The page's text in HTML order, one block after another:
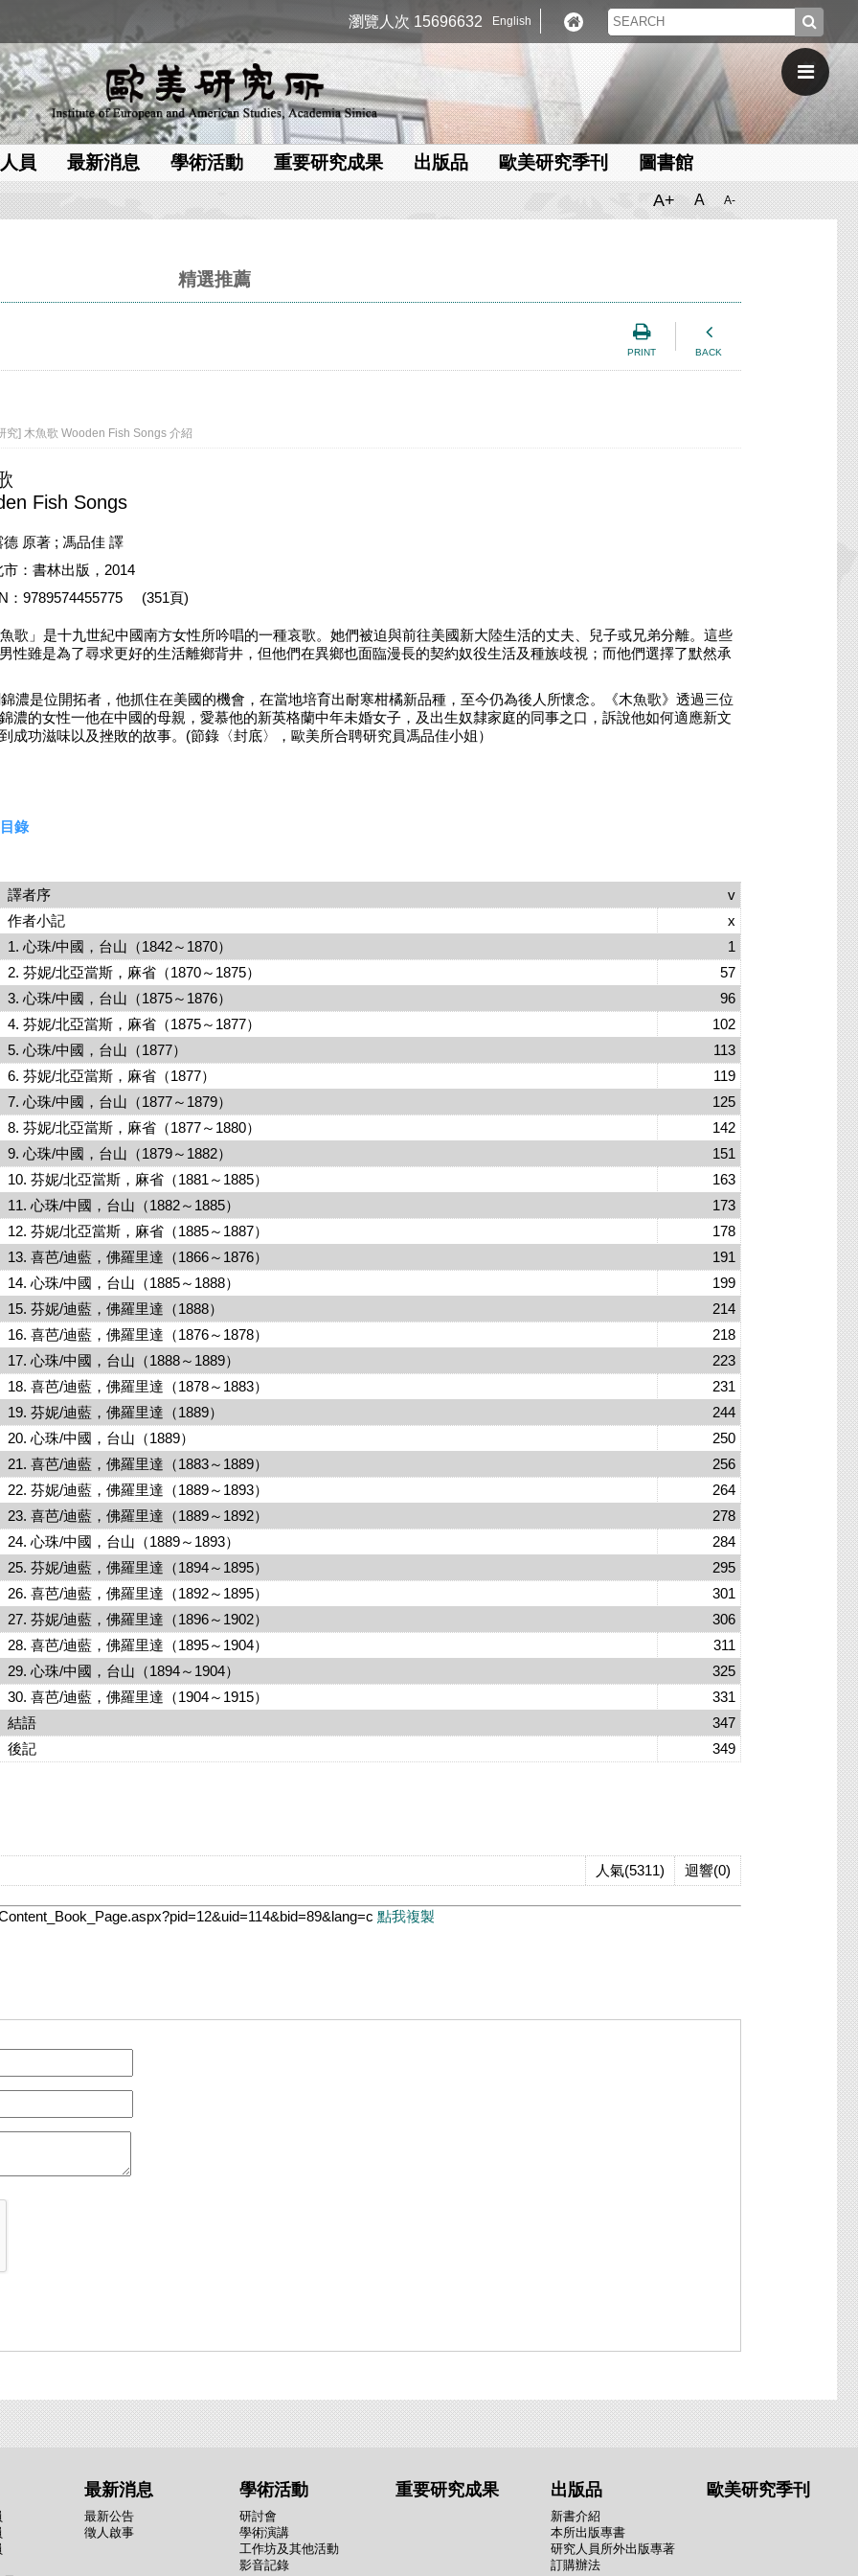
瀏覽人次 15696632 English
員 最新消息 學術活動 重要研究成果 出版品 歐美研究季刊 圖書館
A+ A A-
精選推薦
PRINT BACK
究] 木魚歌 Wooden Fish Songs 介紹
Fish Songs
德 原著 ; 馮品佳 譯
市：書林出版，2014
：9789574455775 (351頁)
歌」是十九世紀中國南方女性所吟唱的一種哀歌。她們被迫與前往美國新大陸生活的丈夫、兒子或兄弟分離。這些
性雖是為了尋求更好的生活離鄉背井，但他們在異鄉也面臨漫長的契約奴役生活及種族歧視；而他們選擇了默然承
是位開拓者，他抓住在美國的機會，在當地培育出耐寒柑橘新品種，至今仍為後人所懷念。《木魚歌》透過三位
濃的女性一他在中國的母親，愛慕他的新英格蘭中年未婚女子，及出生奴隸家庭的同事之口，訴說他如何適應新文
成功滋味以及挫敗的故事。(節錄〈封底〉，歐美所合聘研究員馮品佳小姐）
錄
序
v
小記
x
珠/中國，台山（1842～1870）
1
妮/北亞當斯，麻省（1870～1875）
57
珠/中國，台山（1875～1876）
96
妮/北亞當斯，麻省（1875～1877）
102
珠/中國，台山（1877）
113
妮/北亞當斯，麻省（1877）
119
珠/中國，台山（1877～1879）
125
妮/北亞當斯，麻省（1877～1880）
142
珠/中國，台山（1879～1882）
151
妮/北亞當斯，麻省（1881～1885）
163
珠/中國，台山（1882～1885）
173
妮/北亞當斯，麻省（1885～1887）
178
芭/迪藍，佛羅里達（1866～1876）
191
珠/中國，台山（1885～1888）
199
妮/迪藍，佛羅里達（1888）
214
芭/迪藍，佛羅里達（1876～1878）
218
珠/中國，台山（1888～1889）
223
芭/迪藍，佛羅里達（1878～1883）
231
妮/迪藍，佛羅里達（1889）
244
珠/中國，台山（1889）
250
芭/迪藍，佛羅里達（1883～1889）
256
妮/迪藍，佛羅里達（1889～1893）
264
芭/迪藍，佛羅里達（1889～1892）
278
珠/中國，台山（1889～1893）
284
妮/迪藍，佛羅里達（1894～1895）
295
芭/迪藍，佛羅里達（1892～1895）
301
妮/迪藍，佛羅里達（1896～1902）
306
芭/迪藍，佛羅里達（1895～1904）
311
珠/中國，台山（1894～1904）
325
芭/迪藍，佛羅里達（1904～1915）
331
347
349
迴響(0)
人氣(5311)
點我複製
最新消息
最新公告
徵人啟事
學術活動
研討會
學術演講
工作坊及其他活動
影音記錄
重要研究成果 出版品
新書介紹
本所出版專書
研究人員所外出版專著
訂購辦法
歐美研究季刊